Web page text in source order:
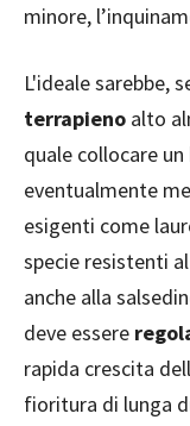
minore,
L'ideale sarebbe,
terrapieno alto
quale collocare
eventualmente
esigenti come
specie resistenti
anche alla
deve essere
rapida crescita
fioritura di lunga